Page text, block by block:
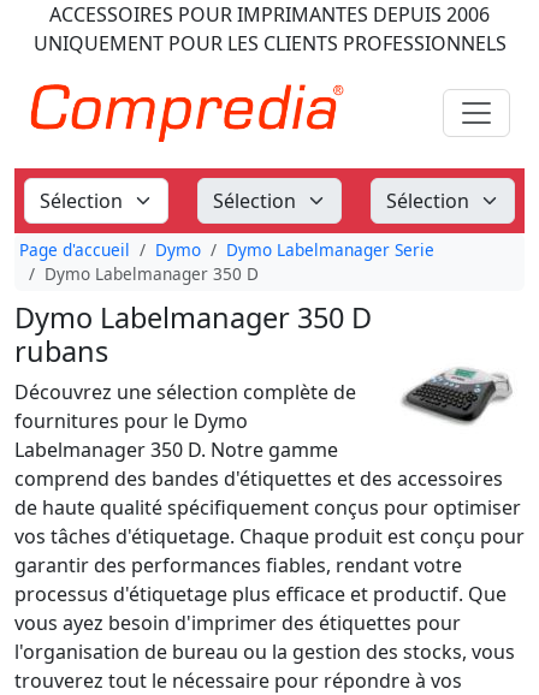
ACCESSOIRES POUR IMPRIMANTES DEPUIS 2006
UNIQUEMENT POUR LES CLIENTS PROFESSIONNELS
Page d'accueil Dymo
Dymo Labelmanager Serie
Dymo Labelmanager 350 D
Dymo Labelmanager 350 D
rubans
Découvrez une sélection complète de
fournitures pour le Dymo
Labelmanager 350 D. Notre gamme
comprend des bandes d'étiquettes et des accessoires
de haute qualité spécifiquement conçus pour optimiser
vos tâches d'étiquetage. Chaque produit est conçu pour
garantir des performances fiables, rendant votre
processus d'étiquetage plus efficace et productif. Que
vous ayez besoin d'imprimer des étiquettes pour
l'organisation de bureau ou la gestion des stocks, vous
trouverez tout le nécessaire pour répondre à vos